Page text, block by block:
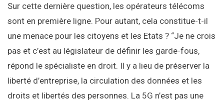
Sur cette dernière question, les opérateurs télécoms
sont en première ligne. Pour autant, cela constitue-t-il
une menace pour les citoyens et les Etats ? “Je ne crois
pas et c’est au législateur de définir les garde-fous,
répond le spécialiste en droit. Il y a lieu de préserver la
liberté d’entreprise, la circulation des données et les
droits et libertés des personnes. La 5G n’est pas une